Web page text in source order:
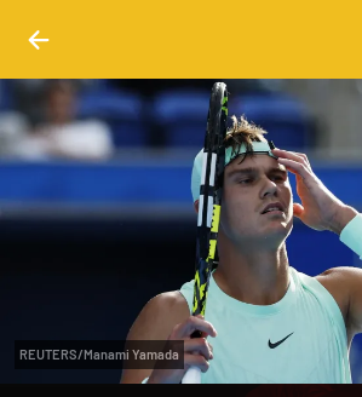
REUTERS/Manami Yamada